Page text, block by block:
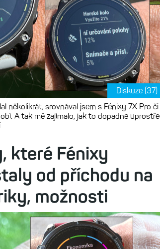
několikrát, srovnával jsem s Fénixy 7X Pro či
A tak mě zajímalo, jak to dopadne uprostřed